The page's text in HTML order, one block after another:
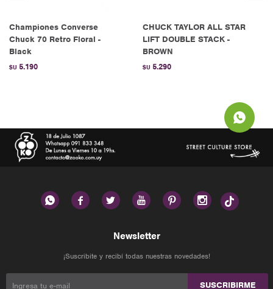
Championes Converse
Chuck 70 Retro Floral -
Black
$U 5.190
CHUCK TAYLOR ALL STAR
LIFT DOUBLE STACK -
BROWN
$U 5.290
     
Newsletter
¡Suscribite y recibí todas nuestras novedades!
SUSCRIBIRME